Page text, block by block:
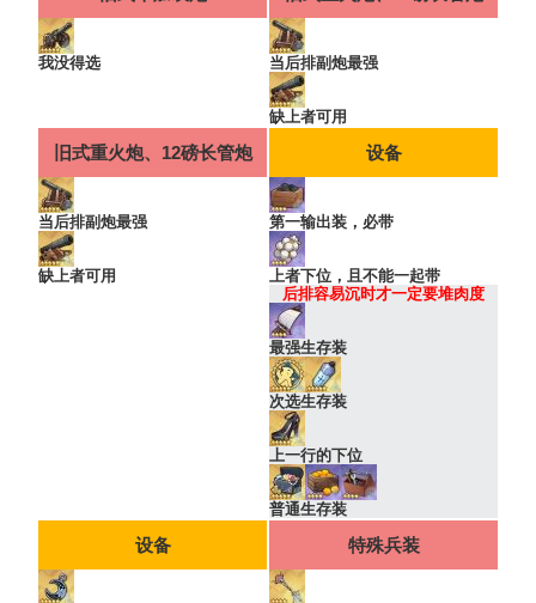
我没得选 当后排副炮最强
缺上者可用
旧式重火炮、12磅长管炮
当后排副炮最强
缺上者可用
设备
第一输出装，必带
上者下位，且不能一起带
后排容易沉时才一定要堆肉度
最强生存装
次选生存装
上一行的下位
普通生存装
设备 特殊兵装